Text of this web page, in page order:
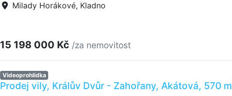
Milady Horákové, Kladno
15 198 000 Kč /za nemovitost
Videoprohlídka
Prodej vily, Králův Dvůr - Zahořany, Akátová, 570 m